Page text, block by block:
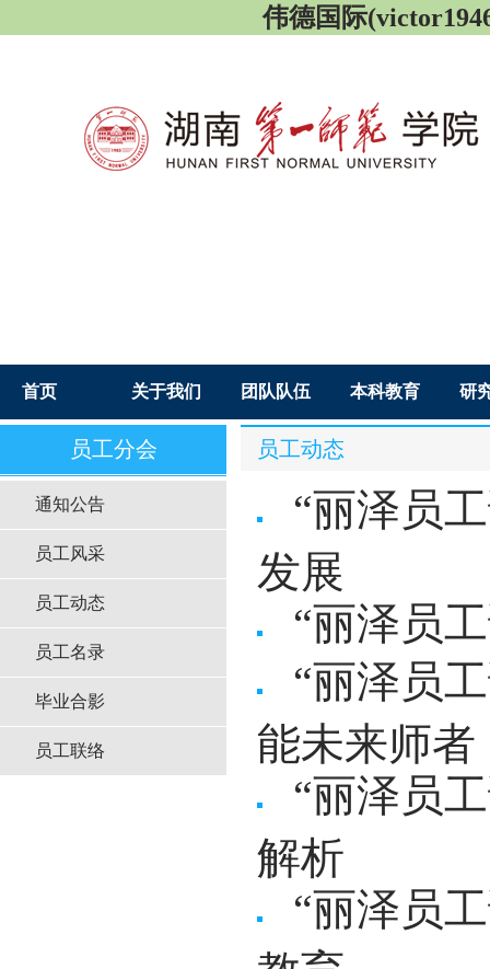
伟德国际
首页 关于我们 团队队伍 本科教育 研
员工分会
通知公告
员工风采
员工动态
员工名录
毕业合影
员工联络
员工动态
“丽泽员
发展
“丽泽员
“丽泽员
能未来师者
“丽泽员
解析
“丽泽员